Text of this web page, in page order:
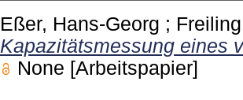
Eßer, Hans-Georg ;
Kapazitätsmessung eines
None [Arbeitspapier]